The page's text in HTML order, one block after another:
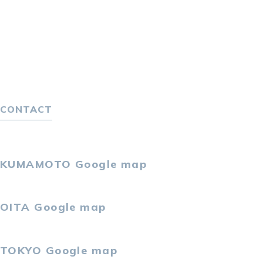
KUMAMOTO Google map
OITA Google map
TOKYO Google map
CONTACT